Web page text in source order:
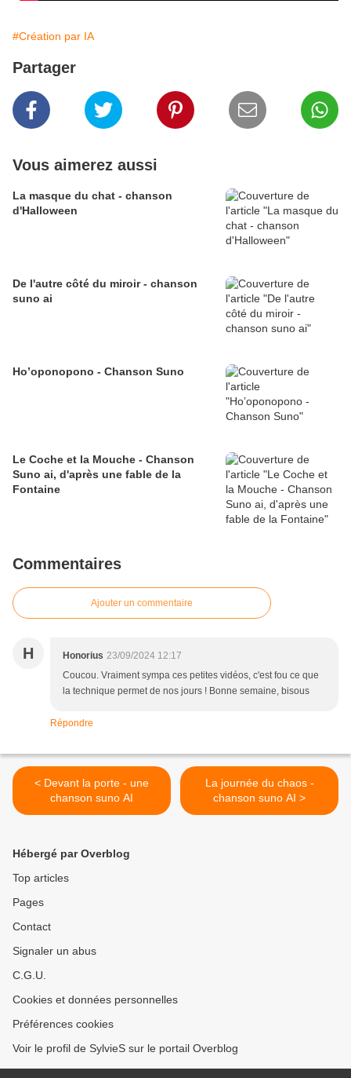
#Création par IA
Partager
Vous aimerez aussi
La masque du chat - chanson
d'Halloween
De l'autre côté du miroir - chanson
suno ai
Ho’oponopono - Chanson Suno
Le Coche et la Mouche - Chanson
Suno ai, d'après une fable de la
Fontaine
Commentaires
Ajouter un commentaire
H Honorius 23/09/2024 12:17
Coucou. Vraiment sympa ces petites vidéos, c'est fou ce que
la technique permet de nos jours ! Bonne semaine, bisous
Répondre
< Devant la porte - une
chanson suno AI
La journée du chaos -
chanson suno AI >
Hébergé par Overblog
Top articles
Pages
Contact
Signaler un abus
C.G.U.
Cookies et données personnelles
Préférences cookies
Voir le profil de SylvieS sur le portail Overblog